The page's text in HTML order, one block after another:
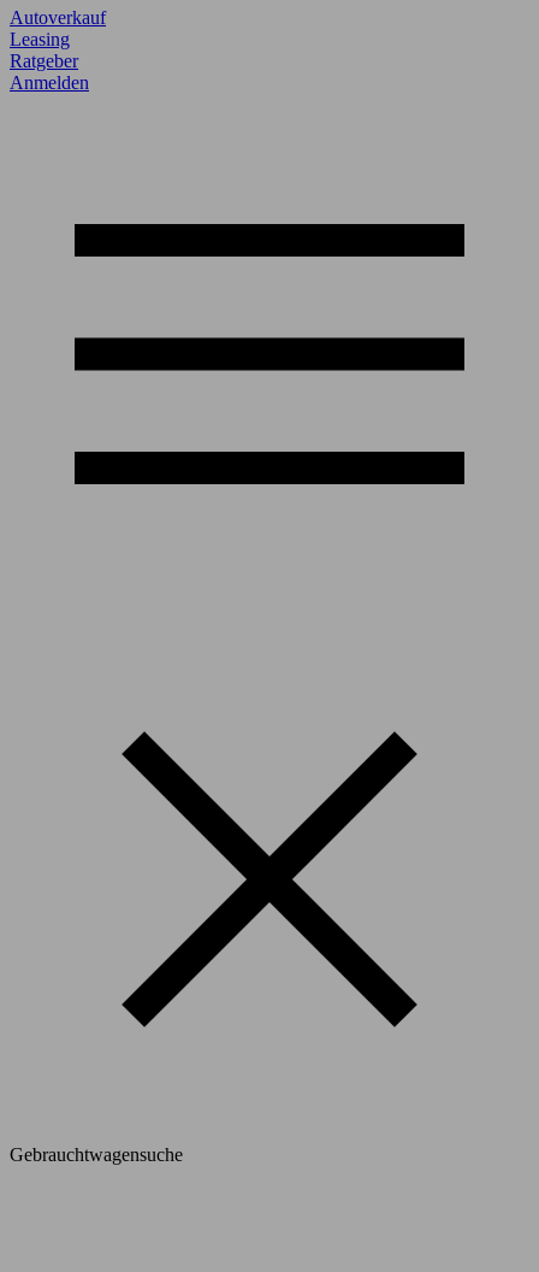
Autoverkauf
Leasing
Ratgeber
Anmelden
Gebrauchtwagensuche